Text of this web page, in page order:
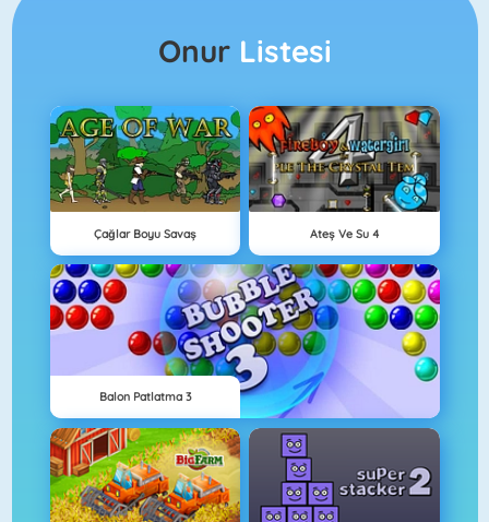
Onur Listesi
Çağlar Boyu Savaş Ateş Ve Su 4
Balon Patlatma 3